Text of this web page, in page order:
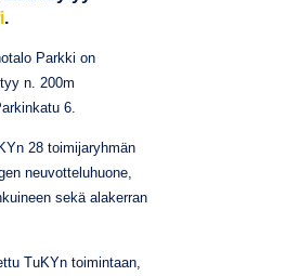
.
Parkki on
n. 200m
6.
28 toimijaryhmän
neuvotteluhuone,
sekä alakerran
TuKYn toimintaan,